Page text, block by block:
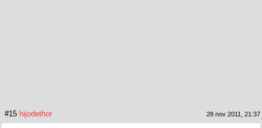
#15 hijodethor 28 nov 2011, 21:37